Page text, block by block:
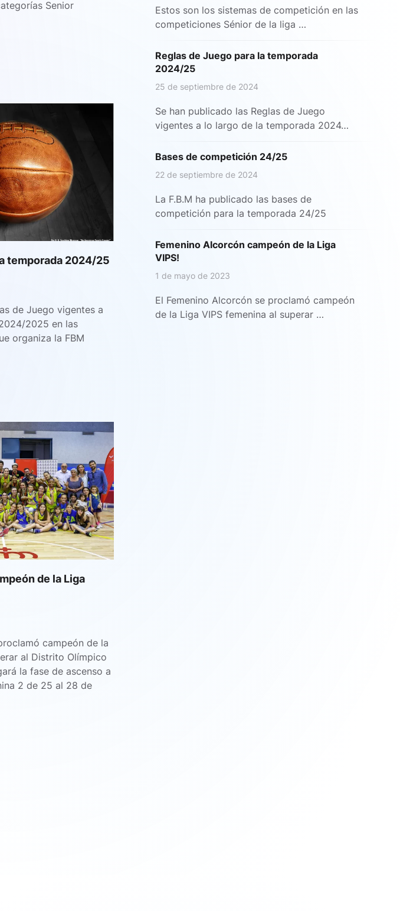
Senior
temporada 2024/25
de Juego vigentes a
2025 en las
organiza la FBM
de la Liga
campeón de la
al Distrito Olímpico
la fase de ascenso a
2 de 25 al 28 de
Estos son los sistemas de competición en las
competiciones Sénior de la liga …
Reglas de Juego para la temporada
2024/25
25 de septiembre de 2024
Se han publicado las Reglas de Juego
vigentes a lo largo de la temporada 2024…
Bases de competición 24/25
22 de septiembre de 2024
La F.B.M ha publicado las bases de
competición para la temporada 24/25
Femenino Alcorcón campeón de la Liga
VIPS!
1 de mayo de 2023
El Femenino Alcorcón se proclamó campeón
de la Liga VIPS femenina al superar …